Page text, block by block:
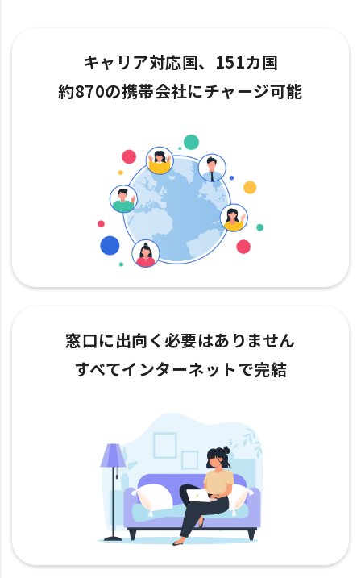
キャリア対応国、151カ国
約870の携帯会社にチャージ可能
窓口に出向く必要はありません
すべてインターネットで完結